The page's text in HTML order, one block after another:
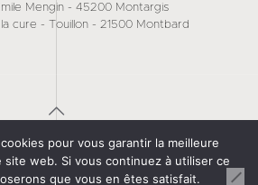
Mengin - 45200 Montargis
cure - Touillon - 21500 Montbard
/ Tous droits réservés | Site réalisé
pour vous garantir la meilleure
web. Si vous continuez à utiliser ce
que vous en êtes satisfait.